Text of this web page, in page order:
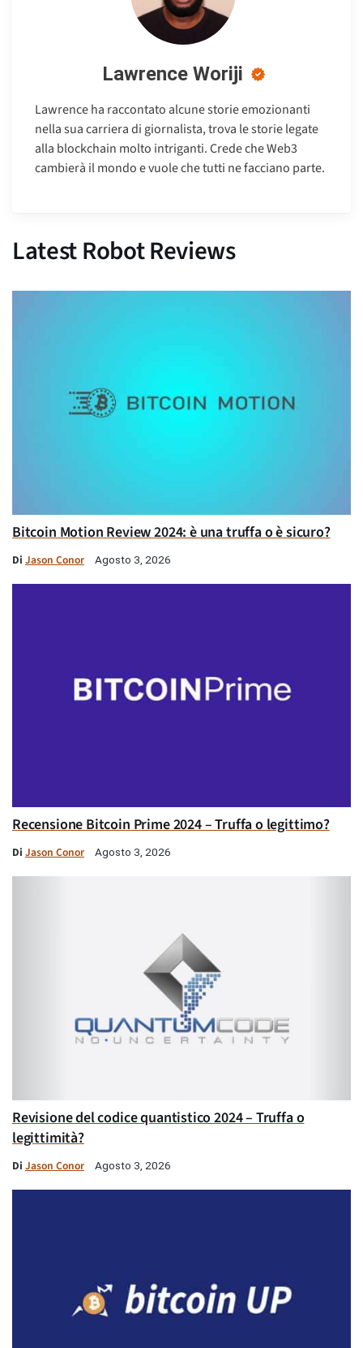
Lawrence Woriji
Lawrence ha raccontato alcune storie emozionanti
nella sua carriera di giornalista, trova le storie legate
alla blockchain molto intriganti. Crede che Web3
cambierà il mondo e vuole che tutti ne facciano parte.
Latest Robot Reviews
Bitcoin Motion Review 2024: è una truffa o è sicuro?
Di Jason Conor Agosto 3, 2026
Recensione Bitcoin Prime 2024 – Truffa o legittimo?
Di Jason Conor Agosto 3, 2026
Revisione del codice quantistico 2024 – Truffa o
legittimità?
Di Jason Conor Agosto 3, 2026